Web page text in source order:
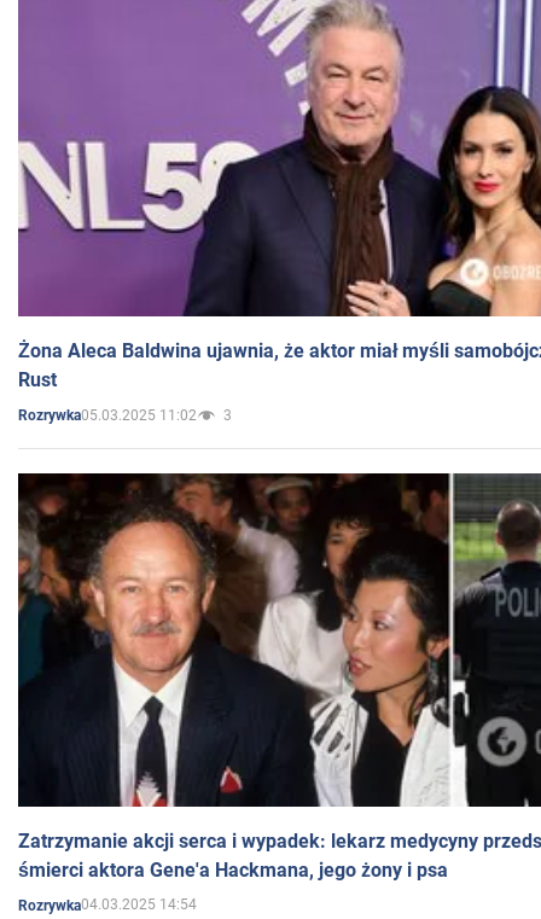
Żona Aleca Baldwina ujawnia, że aktor miał myśli
Rust
Rozrywka05.03.2025 11:02 3
Zatrzymanie akcji serca i wypadek: lekarz medycyny
śmierci aktora Gene'a Hackmana, jego żony i psa
Rozrywka04.03.2025 14:54